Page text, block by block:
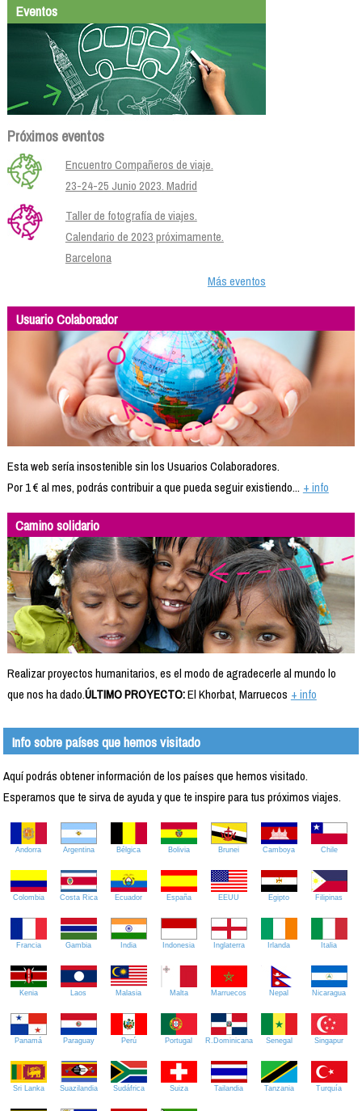
Eventos
Próximos eventos
Encuentro Compañeros de viaje.
23-24-25 Junio 2023. Madrid
Taller de fotografía de viajes.
Calendario de 2023 próximamente.
Barcelona
Más eventos
Usuario Colaborador
Esta web sería insostenible sin los Usuarios Colaboradores.
Por 1 € al mes, podrás contribuir a que pueda seguir existiendo... + info
Camino solidario
Realizar proyectos humanitarios, es el modo de agradecerle al mundo lo
que nos ha dado.ÚLTIMO PROYECTO:El Khorbat, Marruecos + info
Info sobre países que hemos visitado
Aquí podrás obtener información de los países que hemos visitado.
Esperamos que te sirva de ayuda y que te inspire para tus próximos viajes.
Andorra Argentina Bélgica Bolivia Brunei Camboya Chile
Colombia Costa Rica Ecuador España EEUU Egipto Filipinas
Francia Gambia India Indonesia Inglaterra Irlanda Italia
Kenia Laos Malasia Malta Marruecos Nepal Nicaragua
Panamá Paraguay Perú Portugal R.Dominicana Senegal Singapur
Sri Lanka Suazilandia Sudáfrica Suiza Tailandia Tanzania Turquía